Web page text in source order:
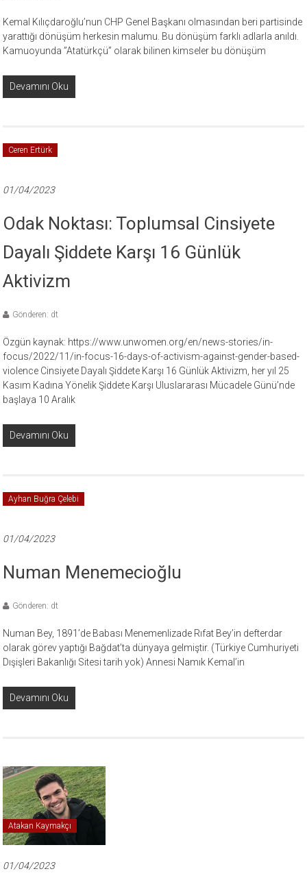
Kemal Kılıçdaroğlu’nun CHP Genel Başkanı olmasından beri partisinde
yarattığı dönüşüm herkesin malumu. Bu dönüşüm farklı adlarla anıldı.
Kamuoyunda ”Atatürkçü” olarak bilinen kimseler bu dönüşüm
Devamını Oku
Ceren Ertürk
01/04/2023
Odak Noktası: Toplumsal Cinsiyete
Dayalı Şiddete Karşı 16 Günlük
Aktivizm
Gönderen: dt
Özgün kaynak: https://www.unwomen.org/en/news-stories/in-
focus/2022/11/in-focus-16-days-of-activism-against-gender-based-
violence Cinsiyete Dayalı Şiddete Karşı 16 Günlük Aktivizm, her yıl 25
Kasım Kadına Yönelik Şiddete Karşı Uluslararası Mücadele Günü’nde
başlaya 10 Aralık
Devamını Oku
Ayhan Buğra Çelebi
01/04/2023
Numan Menemecioğlu
Gönderen: dt
Numan Bey, 1891’de Babası Menemenlizade Rıfat Bey’in defterdar
olarak görev yaptığı Bağdat’ta dünyaya gelmiştir. (Türkiye Cumhuriyeti
Dışişleri Bakanlığı Sitesi tarih yok) Annesi Namık Kemal’in
Devamını Oku
Atakan Kaymakçı
01/04/2023